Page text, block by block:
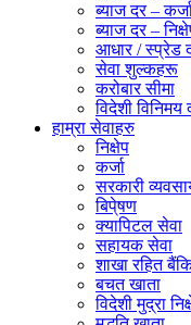
ब्याज दर –
ब्याज दर –
आधार / स्प्रेड
सेवा शुल्कहरू
करोबार सीमा
विदेशी विनिमय
हाम्रा सेवाहरु
निक्षेप
कर्जा
सरकारी
बिपे्षण
क्यापिटल सेवा
सहायक सेवा
शाखा रहित
बचत खाता
विदेशी मुद्रा